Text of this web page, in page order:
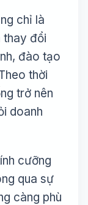
chỉ là
thay đổi
đào tạo
thời
trở nên
doanh
cưỡng
qua sự
càng phù